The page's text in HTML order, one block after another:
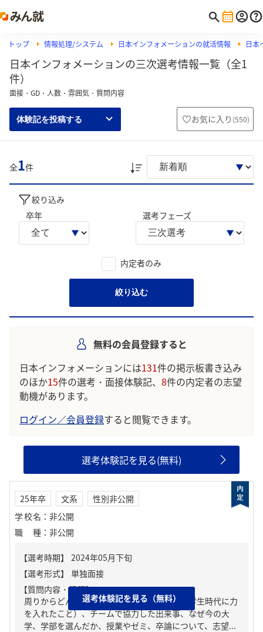
トップ 情報処理/システム 日本インフォメーションの就活情報 日本
日本インフォメーションの三次選考情報一覧（全1
件）
面接・GD・人数・雰囲気・質問内容
体験記を投稿する お気に入り (550)
全1件
絞り込み
卒年
選考フェーズ
内定者のみ
絞り込む
無料の会員登録すると
日本インフォメーションには131件の掲示板書き込み
のほか15件の選考・面接体験記、 8件の内定者の志望
動機があります。
ログイン／会員登録すると閲覧できます。
選考体験記を見る(無料)
25年卒 文系
性別非公開
学校名 ： 非公開
職種 ： 非公開
【質問内容・課題】
周りからどんな人といわれる？、ガクチカ（学生時代に力
を入れたこと）、チームで協力した出来事、なぜ今の大
学、学部を選んだか、授業やゼミ、卒論について、志望...
選考体験記を見る（無料）